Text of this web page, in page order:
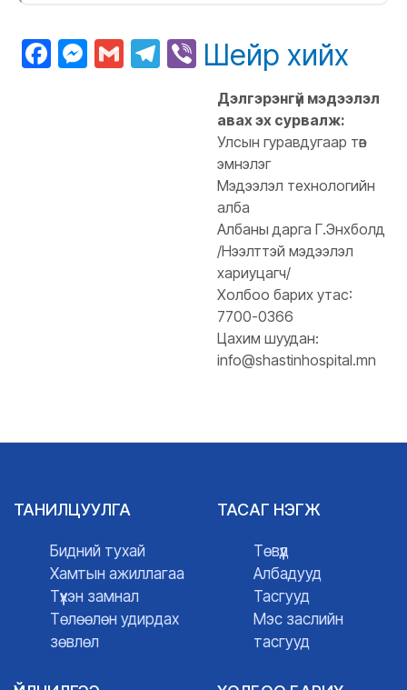
Facebook
Messenger
GmailTelegram
Viber
Шейр хийх
Дэлгэрэнгүй мэдээлэл
авах эх сурвалж:
Улсын гуравдугаар төв
эмнэлэг
Мэдээлэл технологийн
алба
Албаны дарга Г.Энхболд
/Нээлттэй мэдээлэл
хариуцагч/
Холбоо барих утас:
7700-0366
Цахим шуудан:
info@shastinhospital.mn
ТАНИЛЦУУЛГА
Бидний тухай
Хамтын ажиллагаа
Түүхэн замнал
Төлөөлөн удирдах
зөвлөл
ТАСАГ НЭГЖ
Төвүүд
Албадууд
Тасгууд
Мэс заслийн
тасгууд